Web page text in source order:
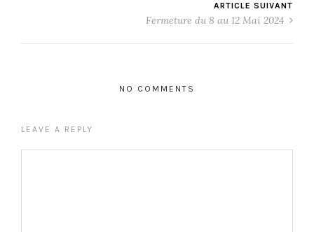
ARTICLE SUIVANT
Fermeture du 8 au 12 Mai 2024
NO COMMENTS
LEAVE A REPLY